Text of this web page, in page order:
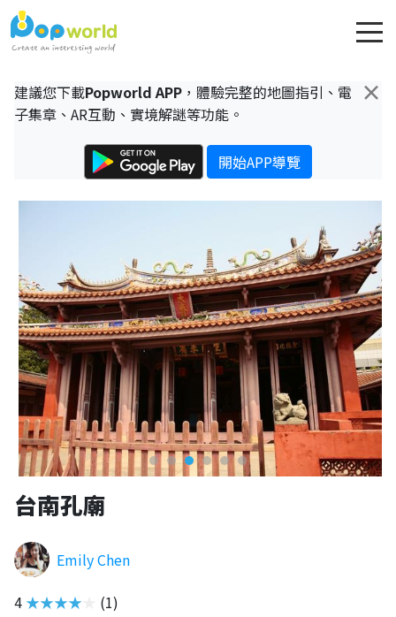
×
建議您下載Popworld APP ，體驗完整的地圖指引、電
子集章、AR互動、實境解謎等功能。
開始APP導覽
台南孔廟
Emily Chen
4 ★★★★★
(1)